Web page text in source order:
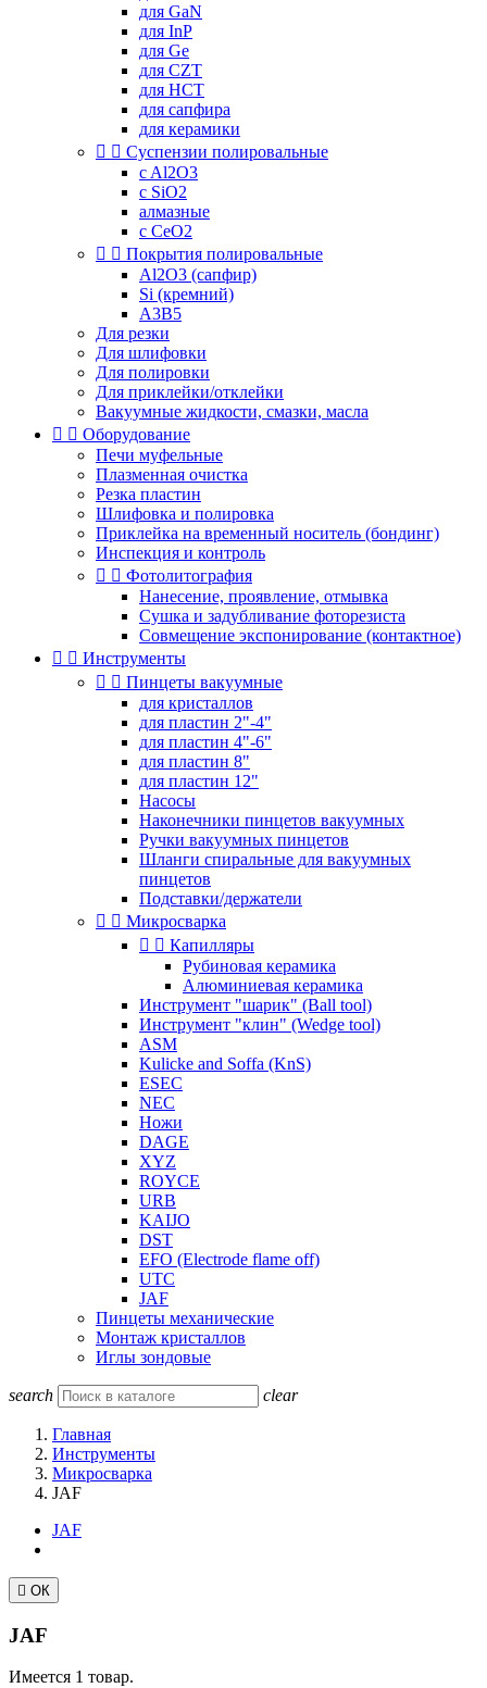
для GaN
для InP
для Ge
для CZT
для HCT
для сапфира
для керамики
  Суспензии полировальные
c Al2O3
c SiO2
алмазные
с CeO2
  Покрытия полировальные
Al2O3 (сапфир)
Si (кремний)
A3B5
Для резки
Для шлифовки
Для полировки
Для приклейки/отклейки
Вакуумные жидкости, смазки, масла
  Оборудование
Печи муфельные
Плазменная очистка
Резка пластин
Шлифовка и полировка
Приклейка на временный носитель (бондинг)
Инспекция и контроль
  Фотолитография
Нанесение, проявление, отмывка
Сушка и задубливание фоторезиста
Совмещение экспонирование (контактное)
  Инструменты
  Пинцеты вакуумные
для кристаллов
для пластин 2"-4"
для пластин 4"-6"
для пластин 8"
для пластин 12"
Насосы
Наконечники пинцетов вакуумных
Ручки вакуумных пинцетов
Шланги спиральные для вакуумных
пинцетов
Подставки/держатели
  Микросварка
  Капилляры
Рубиновая керамика
Алюминиевая керамика
Инструмент "шарик" (Ball tool)
Инструмент "клин" (Wedge tool)
ASM
Kulicke and Soffa (KnS)
ESEC
NEC
Ножи
DAGE
XYZ
ROYCE
URB
KAIJO
DST
EFO (Electrode flame off)
UTC
JAF
Пинцеты механические
Монтаж кристаллов
Иглы зондовые
search clear
Главная
Инструменты
Микросварка
JAF
JAF
 ОК
JAF
Имеется 1 товар.